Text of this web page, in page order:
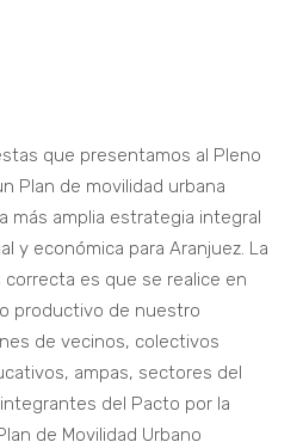
que presentamos al Pleno
Plan de movilidad urbana
más amplia estrategia integral
y económica para Aranjuez. La
es que se realice en
productivo de nuestro
de vecinos, colectivos
ampas, sectores del
del Pacto por la
de Movilidad Urbano